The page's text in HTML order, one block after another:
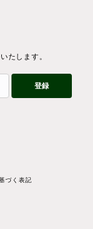
たします。
登録
づく表記